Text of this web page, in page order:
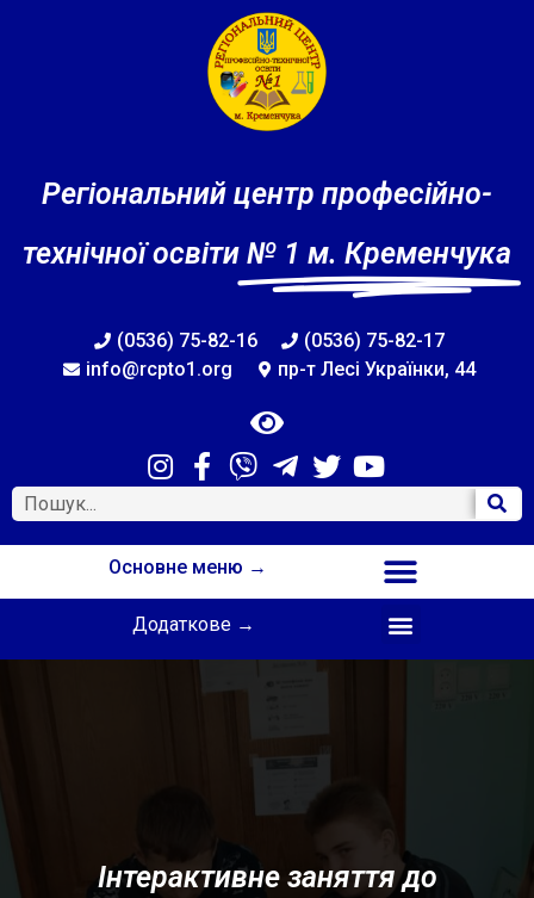
Регіональний центр професійно-
технічної освіти № 1 м. Кременчука
(0536) 75-82-16
(0536) 75-82-17
info@rcpto1.org
пр-т Лесі Українки, 44
Основне меню →
Додаткове →
Інтерактивне заняття до